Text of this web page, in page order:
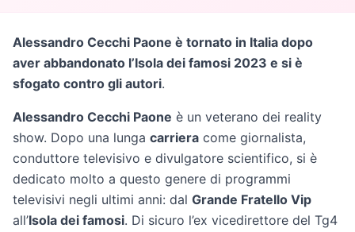
Alessandro Cecchi Paone è tornato in Italia dopo
aver abbandonato l’Isola dei famosi 2023 e si è
sfogato contro gli autori.
Alessandro Cecchi Paone è un veterano dei reality
show. Dopo una lunga carriera come giornalista,
conduttore televisivo e divulgatore scientifico, si è
dedicato molto a questo genere di programmi
televisivi negli ultimi anni: dal Grande Fratello Vip
all’Isola dei famosi. Di sicuro l’ex vicedirettore del Tg4